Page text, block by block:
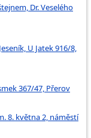
Dr. Veselého
U Jatek 916/8,
367/47, Přerov
8. května 2, náměstí